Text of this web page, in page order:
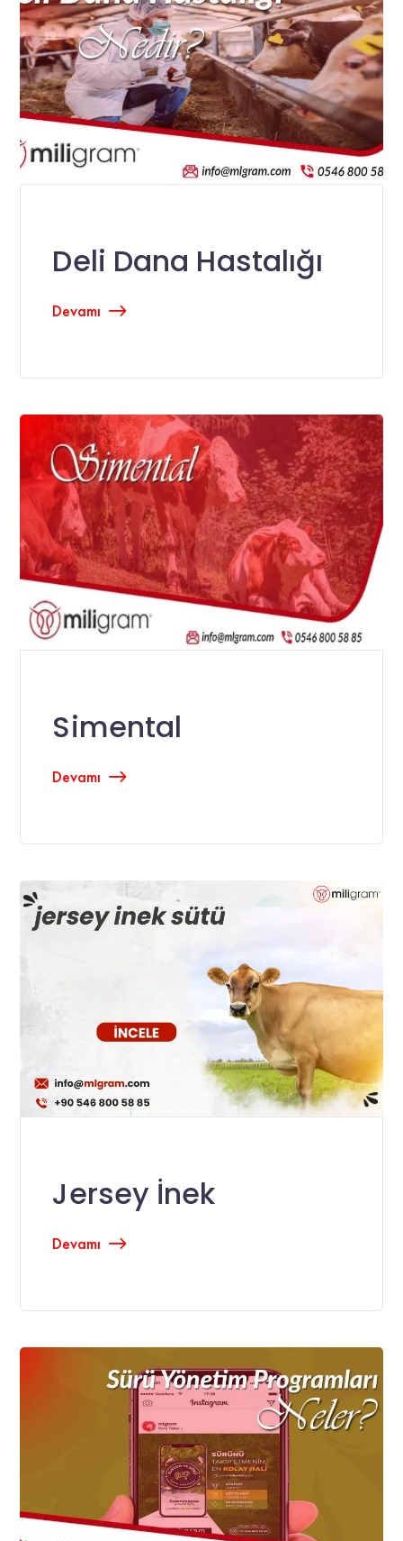
Deli Dana Hastalığı
Devamı
Simental
Devamı
Jersey İnek
Devamı